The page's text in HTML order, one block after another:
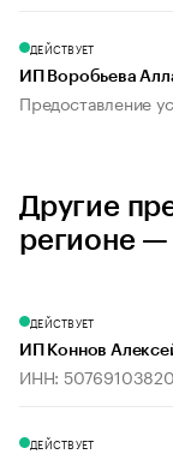
ДЕЙСТВУЕТ
ИП Воробьева
Предоставление
Другие
регионе —
ДЕЙСТВУЕТ
ИП Коннов
ИНН:
ДЕЙСТВУЕТ